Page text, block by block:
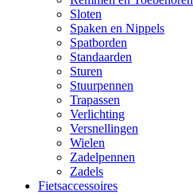
Sloten
Spaken en Nippels
Spatborden
Standaarden
Sturen
Stuurpennen
Trapassen
Verlichting
Versnellingen
Wielen
Zadelpennen
Zadels
Fietsaccessoires